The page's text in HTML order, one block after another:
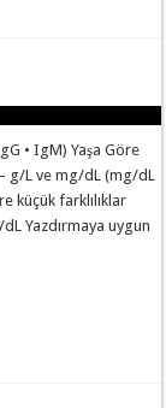
• IgM) Yaşa Göre
g/L ve mg/dL (mg/dL
küçük farklılıklar
Yazdırmaya uygun